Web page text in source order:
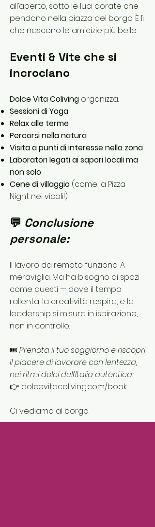
all’aperto, sotto le luci dorate che
pendono nella piazza del borgo. È lì
che nascono le amicizie più belle.
Eventi & Vite che si
incrociano
Dolce Vita Coliving organizza:
Sessioni diYoga
Relax alle terme
Percorsi nella natura
Visita a punti di interesse nella zona
Laboratori legati ai sapori locali ma
non solo
Cene di villaggio (come la Pizza
Night nei vicoli!)
💬 Conclusione
personale:
Il lavoro da remoto funziona. A
meraviglia. Ma ha bisogno di spazi
come questi — dove il tempo
rallenta, la creatività respira, e la
leadership si misura in ispirazione,
non in controllo.
🎟 Prenota il tuo soggiorno e riscopri
il piacere di lavorare con lentezza,
nei ritmi dolci dell’Italia autentica:
👉 dolcevitacoliving.com/book
Ci vediamo al borgo.